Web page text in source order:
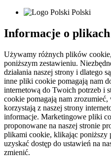
Polski
Informacje o plikach
Używamy różnych plików
poniższym zestawieniu.
działania naszej strony i dlatego
inne pliki cookie pomagają nam
internetową do Twoich potrzeb i
cookie pomagają nam
korzystają z naszej strony
informacje. Marketingowe pliki
proponowane na naszej stronie
plikami cookie, klikając poniższy
uzyskać dostęp do ustawień na
zmienić.